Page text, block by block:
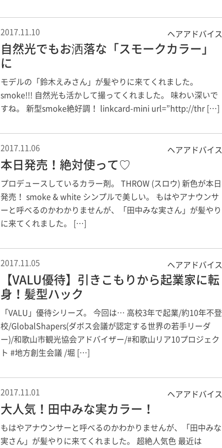
2017.11.10 ヘアアドバイス
自然光でもお洒落な「スモークカラー」
に
モデルの「鈴木えみさん」が髪やりに来てくれました。
smoke!!! 自然光も活かして撮ってくれました。 味わい深いで
すね。 新型smoke絶好調！ linkcard-mini url=”http://thr […]
2017.11.06 ヘアアドバイス
本日発売！絶対使って♡
プロデュースしているカラー剤。 THROW (スロウ) 新色が本日
発売！ smoke & white シンプルで美しい。 もはやアナウンサ
ーと呼べるのかわかりませんが、「田中みな実さん」が髪やり
に来てくれました。 […]
2017.11.05 ヘアアドバイス
【VALU優待】引きこもりから起業家に転
身！髪型ハック
「VALU」優待シリーズ。 今回は… 高校3年で起業/約10年不登
校/GlobalShapers(ダボス会議が認定する世界の若手リーダ
ー)/和歌山市観光協会アドバイザー/#和歌山リア10プロジェク
ト #地方創生会議 /堀 […]
2017.11.01 ヘアアドバイス
大人気！田中みな実カラー！
もはやアナウンサーと呼べるのかわかりませんが、「田中みな
実さん」が髪やりに来てくれました。 超絶人気色 最近は